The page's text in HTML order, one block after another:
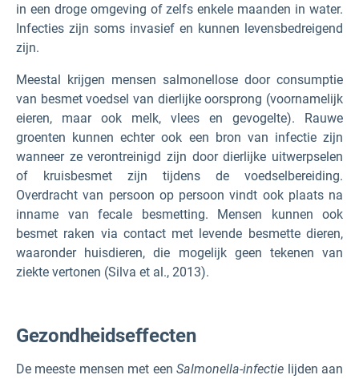
in een droge omgeving of zelfs enkele maanden in water.
Infecties zijn soms invasief en kunnen levensbedreigend
zijn.
Meestal krijgen mensen salmonellose door consumptie
van besmet voedsel van dierlijke oorsprong (voornamelijk
eieren, maar ook melk, vlees en gevogelte). Rauwe
groenten kunnen echter ook een bron van infectie zijn
wanneer ze verontreinigd zijn door dierlijke uitwerpselen
of kruisbesmet zijn tijdens de voedselbereiding.
Overdracht van persoon op persoon vindt ook plaats na
inname van fecale besmetting. Mensen kunnen ook
besmet raken via contact met levende besmette dieren,
waaronder huisdieren, die mogelijk geen tekenen van
ziekte vertonen (Silva et al., 2013).
Gezondheidseffecten
De meeste mensen met eenSalmonella-infectie lijden aan